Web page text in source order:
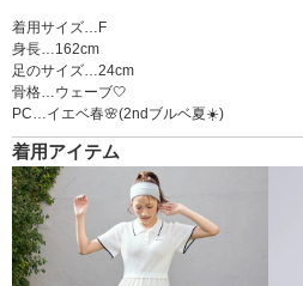
着用サイズ…F
身長…162cm
足のサイズ…24cm
骨格…ウェーブ🤍
PC…イエベ春🌸(2ndブルベ夏☀️)
着用アイテム